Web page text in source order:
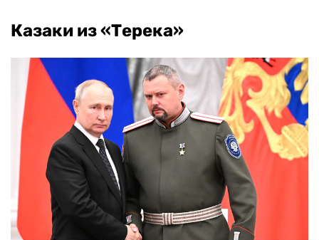
Казаки из «Терека»